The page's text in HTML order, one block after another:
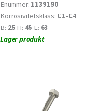
Enummer: 1139190
Korrosivitetsklass: C1-C4
B: 25 H: 45 L: 63
Lager produkt